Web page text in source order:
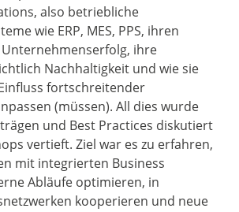
also betriebliche
wie ERP, MES, PPS, ihren
ihre
Nachhaltigkeit und wie sie
fortschreitender
(müssen). All dies wurde
und Best Practices diskutiert
vertieft. Ziel war es zu erfahren,
mit integrierten Business
Abläufe optimieren, in
kooperieren und neue